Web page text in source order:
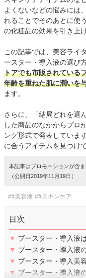
よくないなどの悩みには
れることでそのあとに使
の化粧品の効果を引き上
この記事では、美容ライ
ースター・導入液の選び
トアでも市販されている
年齢を重ねた肌に潤いを
ます。
さらに、「結局どれを選
した商品のなかからプロ
ング形式で発表していま
に合うアイテムを見つけ
本記事はプロモーションが含
（公開日2019年11月19日）
##美容液 ##スキンケア
目次
▼ ブースター・導入液
▼ ブースター・導入液
▼ ブースター・導入美
▼ ブースター・導入液